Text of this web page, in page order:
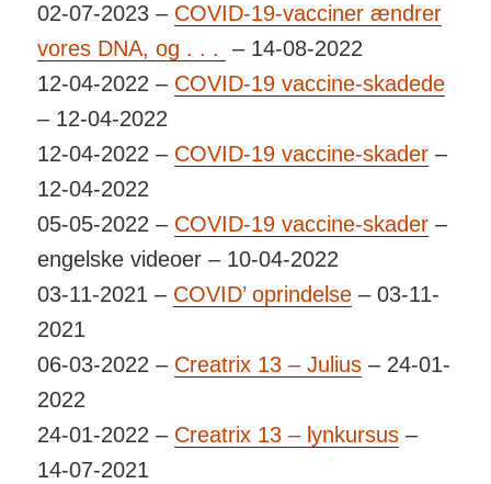
02-07-2023 – COVID-19-vacciner ændrer
vores DNA, og . . .
– 14-08-2022
12-04-2022 – COVID-19 vaccine-skadede
– 12-04-2022
12-04-2022 – COVID-19 vaccine-skader –
12-04-2022
05-05-2022 – COVID-19 vaccine-skader –
engelske videoer – 10-04-2022
03-11-2021 – COVID’ oprindelse – 03-11-
2021
06-03-2022 – Creatrix 13 – Julius – 24-01-
2022
24-01-2022 – Creatrix 13 – lynkursus –
14-07-2021